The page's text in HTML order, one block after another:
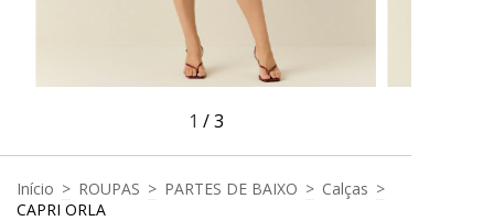
1 /3
Início > ROUPAS > PARTES DE BAIXO > Calças >
CAPRI ORLA